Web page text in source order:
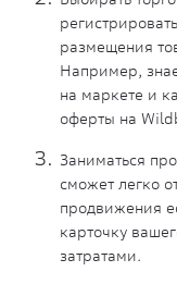
размещения
Например,
на маркете и
оферты на
Заниматься
сможет легко
продвижения
карточку
затратами.